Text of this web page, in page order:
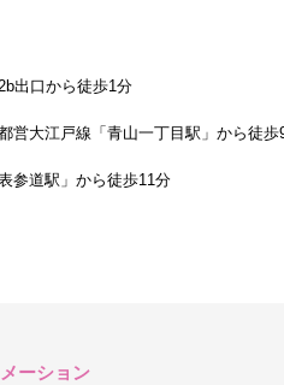
出口から徒歩1分
営大江戸線 「青山一丁目駅」から徒歩
参道駅」から徒歩11分
ーション